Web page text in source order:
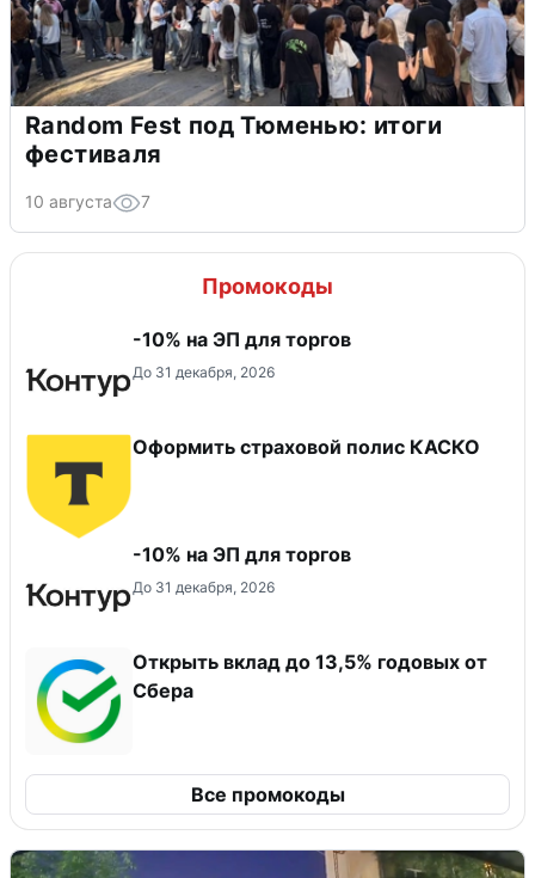
Random Fest под Тюменью: итоги
фестиваля
10 августа 7
Промокоды
-10% на ЭП для торгов
До 31 декабря, 2026
Оформить страховой полис КАСКО
-10% на ЭП для торгов
До 31 декабря, 2026
Открыть вклад до 13,5% годовых от
Сбера
Все промокоды